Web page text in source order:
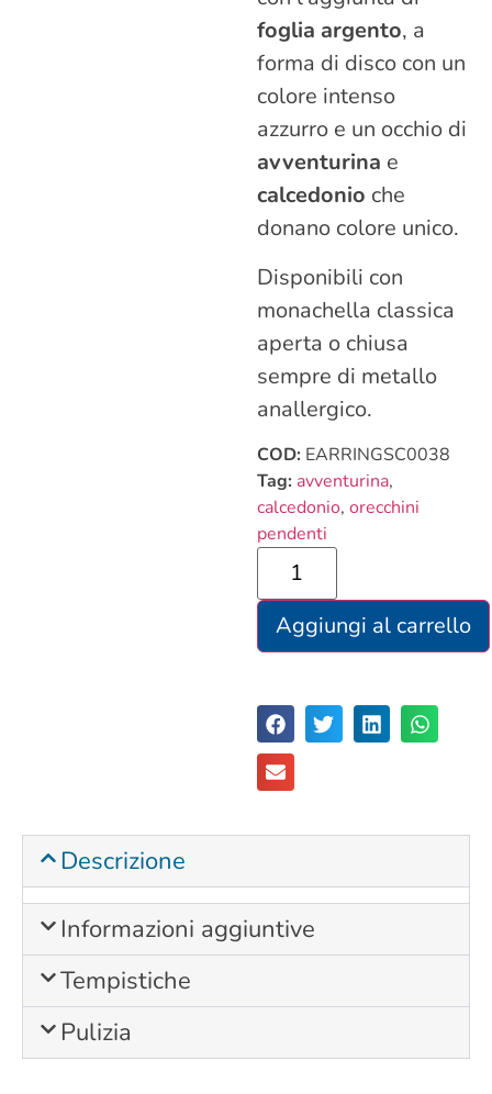
foglia argento, a
forma di disco con un
colore intenso
azzurro e un occhio di
avventurina e
calcedonio che
donano colore unico.
Disponibili con
monachella classica
aperta o chiusa
sempre di metallo
anallergico.
COD: EARRINGSC0038
Tag: avventurina,
calcedonio, orecchini
pendenti
Aggiungi al carrello
Descrizione
Informazioni aggiuntive
Tempistiche
Pulizia